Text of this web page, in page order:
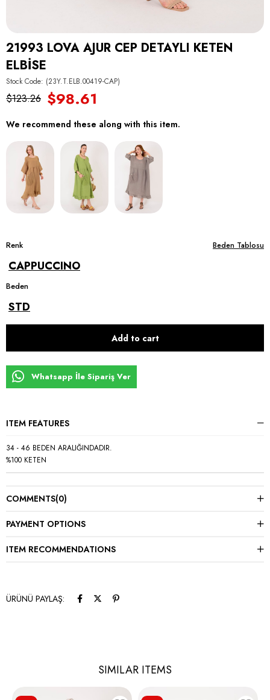
21993 LOVA AJUR CEP DETAYLI KETEN
ELBİSE
Stock Code (23Y.T.ELB.00419-CAP)
$123.26 $98.61
We recommend these along with this item.
Renk Beden Tablosu
CAPPUCCINO
Beden
STD
Whatsapp İle Sipariş Ver
ITEM FEATURES
34 - 46 BEDEN ARALIĞINDADIR.
%100 KETEN
COMMENTS(0)
PAYMENT OPTIONS
ITEM RECOMMENDATIONS
ÜRÜNÜ PAYLAŞ:
SIMILAR ITEMS